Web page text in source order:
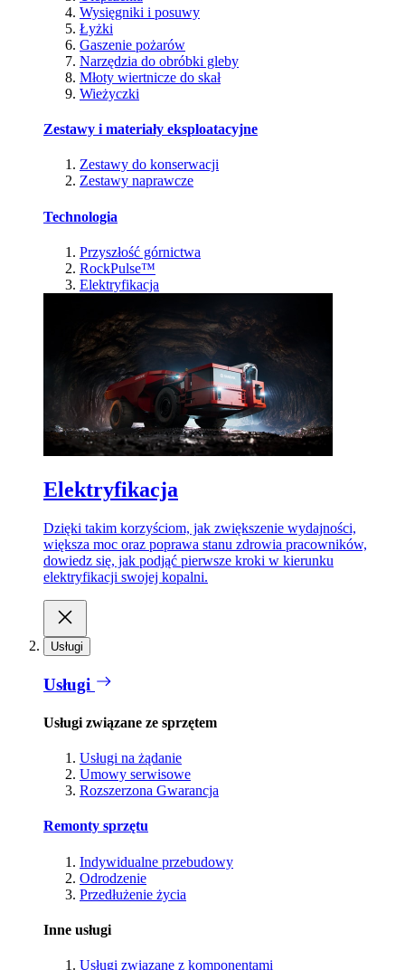
Wysięgniki i posuwy
Łyżki
Gaszenie pożarów
Narzędzia do obróbki gleby
Młoty wiertnicze do skał
Wieżyczki
Zestawy i materiały eksploatacyjne
Zestawy do konserwacji
Zestawy naprawcze
Technologia
Przyszłość górnictwa
RockPulse™
Elektryfikacja
Elektryfikacja
Dzięki takim korzyściom, jak zwiększenie wydajności,
większa moc oraz poprawa stanu zdrowia pracowników,
dowiedz się, jak podjąć pierwsze kroki w kierunku
elektryfikacji swojej kopalni.
Usługi
Usługi
Usługi związane ze sprzętem
Usługi na żądanie
Umowy serwisowe
Rozszerzona Gwarancja
Remonty sprzętu
Indywidualne przebudowy
Odrodzenie
Przedłużenie życia
Inne usługi
Usługi związane z komponentami